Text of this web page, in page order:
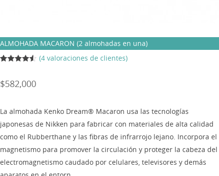
ALMOHADA MACARON (2 almohadas en una)
based on
customer
(4valoraciones de clientes)
$582,000
La almohada Kenko Dream® Macaron usa las tecnologías
japonesas de Nikken para fabricar con materiales de alta calidad
como el Rubberthane y las fibras de infrarrojo lejano. Incorpora el
magnetismo para promover la circulación y proteger la cabeza del
electromagnetismo caudado por celulares, televisores y demás